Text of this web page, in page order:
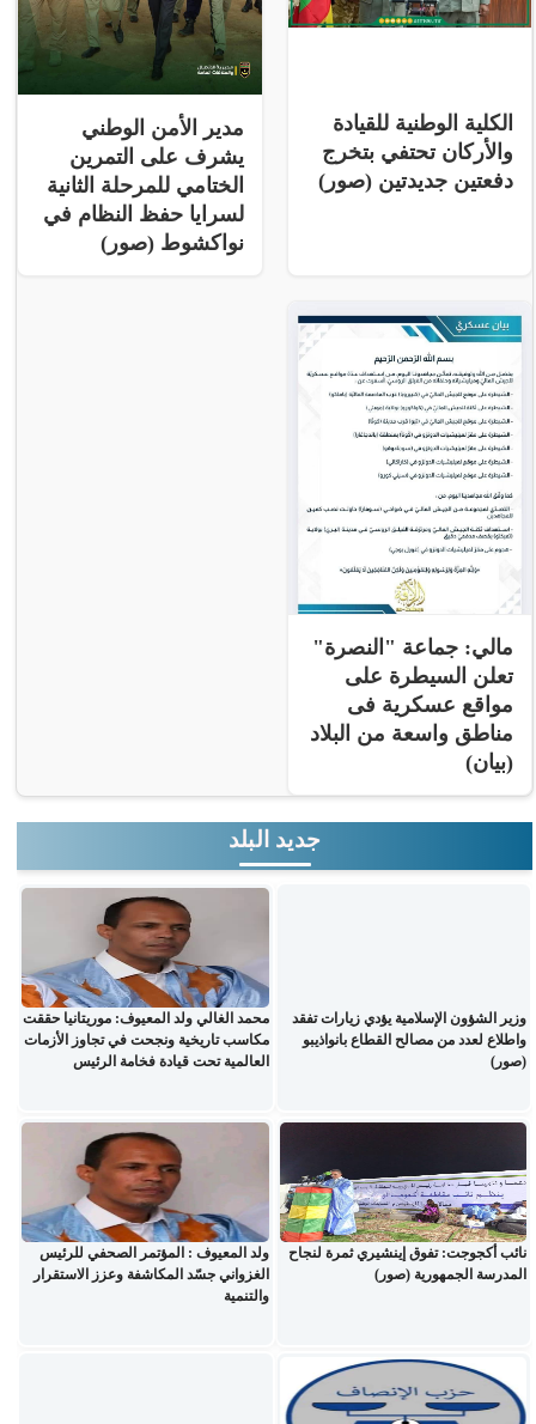
الكلية الوطنية للقيادة
والأركان تحتفي بتخرج
دفعتين جديدتين (صور)
مدير الأمن الوطني
يشرف على التمرين
الختامي للمرحلة الثانية
لسرايا حفظ النظام في
نواكشوط (صور)
مالي: جماعة "النصرة"
تعلن السيطرة على
مواقع عسكرية فى
مناطق واسعة من البلاد
(بيان)
جديد البلد
وزير الشؤون الإسلامية يؤدي زيارات تفقد
واطلاع لعدد من مصالح القطاع بانواذيبو
(صور)
محمد الغالي ولد المعيوف: موريتانيا حققت
مكاسب تاريخية ونجحت في تجاوز الأزمات
العالمية تحت قيادة فخامة الرئيس
نائب أكجوجت: تفوق إينشيري ثمرة لنجاح
المدرسة الجمهورية (صور)
ولد المعيوف : المؤتمر الصحفي للرئيس
الغزواني جسّد المكاشفة وعزز الاستقرار
والتنمية